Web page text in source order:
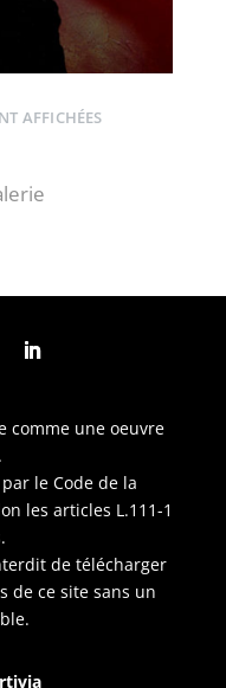
AFFICHÉES
comme une oeuvre
le Code de la
les articles L.111-1
de télécharger
de ce site sans un